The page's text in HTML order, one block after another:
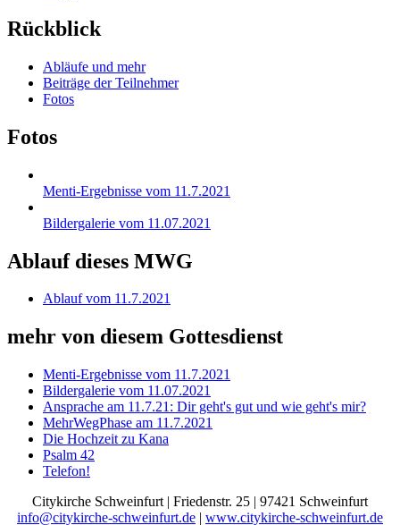
Rückblick
Abläufe und mehr
Beiträge der Teilnehmer
Fotos
Fotos
Menti-Ergebnisse vom 11.7.2021
Bildergalerie vom 11.07.2021
Ablauf dieses MWG
Ablauf vom 11.7.2021
mehr von diesem Gottesdienst
Menti-Ergebnisse vom 11.7.2021
Bildergalerie vom 11.07.2021
Ansprache am 11.7.21: Dir geht's gut und wie geht's mir?
MehrWegPhase am 11.7.2021
Die Hochzeit zu Kana
Psalm 42
Telefon!
Citykirche Schweinfurt | Friedenstr. 25 | 97421 Schweinfurt
info@citykirche-schweinfurt.de | www.citykirche-schweinfurt.de